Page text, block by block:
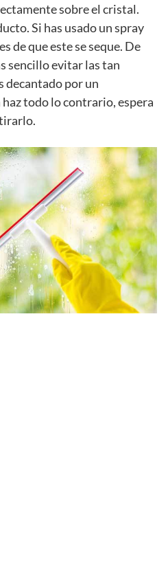
sobre el cristal.
Si has usado un spray
de que este se seque. De
sencillo evitar las tan
decantado por un
todo lo contrario, espera